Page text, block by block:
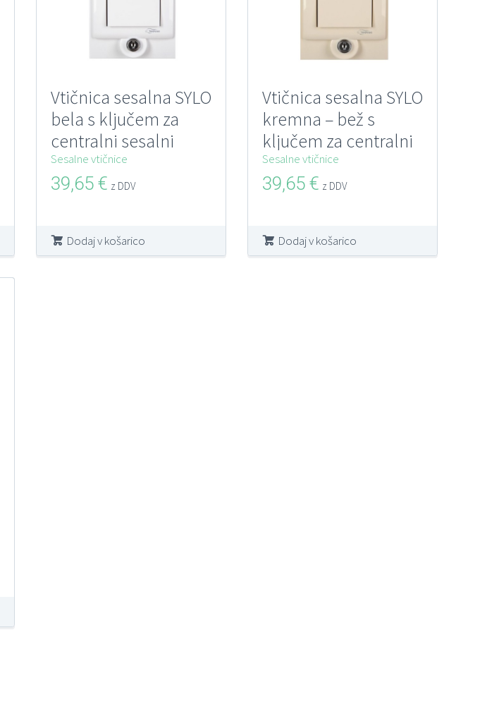
Vtičnica sesalna SYLO
bela s ključem za
centralni sesalni
sistem
Sesalne vtičnice
39,65 € z DDV
Dodaj v košarico
Vtičnica sesalna SYLO
kremna – bež s
ključem za centralni
sesalni sistem
Sesalne vtičnice
39,65 € z DDV
Dodaj v košarico